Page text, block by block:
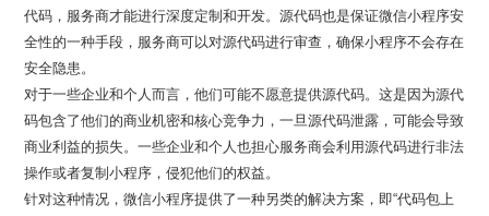
代码，服务商才能进行深度定制和开发。源代码也是保证微信小程序安
全性的一种手段，服务商可以对源代码进行审查，确保小程序不会存在
安全隐患。
对于一些企业和个人而言，他们可能不愿意提供源代码。这是因为源代
码包含了他们的商业机密和核心竞争力，一旦源代码泄露，可能会导致
商业利益的损失。一些企业和个人也担心服务商会利用源代码进行非法
操作或者复制小程序，侵犯他们的权益。
针对这种情况，微信小程序提供了一种另类的解决方案，即“代码包上